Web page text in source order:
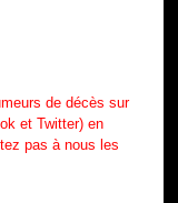
de décès sur
et Twitter) en
pas à nous les